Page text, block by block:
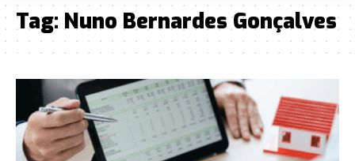
Tag: Nuno Bernardes Gonçalves